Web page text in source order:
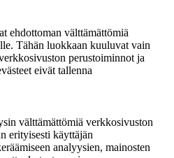
ehdottoman välttämättömiä
Tähän luokkaan kuuluvat vain
perustoiminnot ja
eivät tallenna
välttämättömiä verkkosivuston
erityisesti käyttäjän
analyysien, mainosten